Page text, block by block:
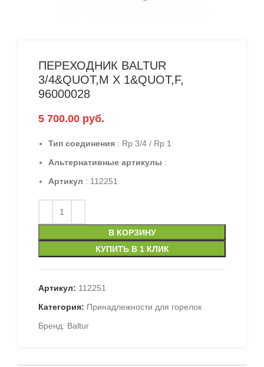
ПЕРЕХОДНИК BALTUR
3/4&QUOT,M X 1&QUOT,F,
96000028
5 700.00 руб.
Тип соединения : Rp 3/4 / Rp 1
Альтернативные артикулы :
Артикул : 112251
В КОРЗИНУ
КУПИТЬ В 1 КЛИК
Артикул: 112251
Категория: Принадлежности для горелок
Бренд: Baltur